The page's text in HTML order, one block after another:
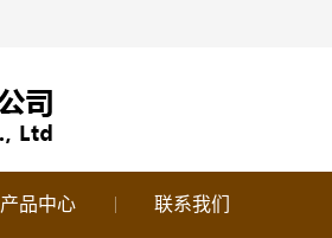
产品中心 联系我们